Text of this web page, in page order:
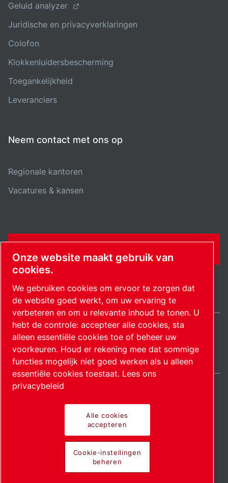
Geluid analyzer
Juridische en privacyverklaringen
Colofon
Klokkenluidersbescherming
Toegankelijkheid
Leveranciers
Neem contact met ons op
Regionale kantoren
Vacatures & kansen
SitemapCookie-instellingen beheren© 2026 Auteursrecht.
Netherlands / NL
Pionierende producten.
Gepassioneerd
toegepast.
Onze website maakt gebruik van
cookies.
We gebruiken cookies om ervoor te zorgen dat
de website goed werkt, om uw ervaring te
verbeteren en om u relevante inhoud te tonen. U
hebt de controle: accepteer alle cookies, sta
alleen essentiële cookies toe of beheer uw
voorkeuren. Houd er rekening mee dat sommige
functies mogelijk niet goed werken als u alleen
essentiële cookies toestaat. Lees ons
privacybeleid
Alle cookies
accepteren
Cookie-instellingen
beheren